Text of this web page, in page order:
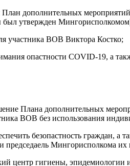
дополнительных
утвержден
участника ВОВ Виктора Костко;
опастности COVID-19, а
Плана дополнительных
ВОВ без использования
безопастность граждан,
Мингорисполкома их
центр гигиены,